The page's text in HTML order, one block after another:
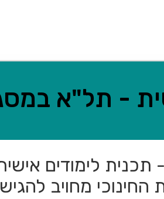
- תל"א
תכנית לימודים
החינוכי מחויב